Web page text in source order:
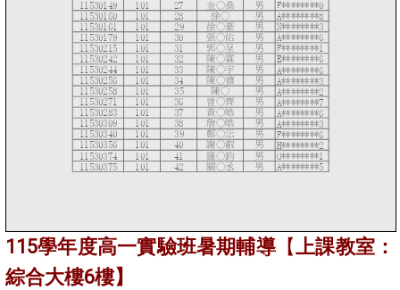
115學年度高一實驗班暑期輔導【上課教室：
綜合大樓6樓】